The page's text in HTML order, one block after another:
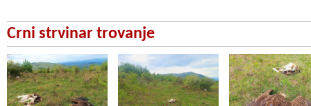
Crni strvinar trovanje